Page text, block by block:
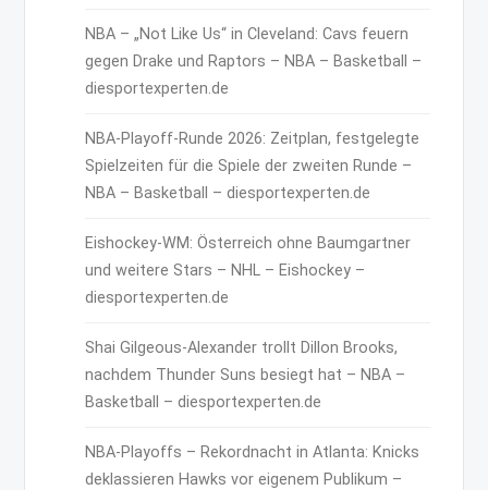
NBA – „Not Like Us“ in Cleveland: Cavs feuern
gegen Drake und Raptors – NBA – Basketball –
diesportexperten.de
NBA-Playoff-Runde 2026: Zeitplan, festgelegte
Spielzeiten für die Spiele der zweiten Runde –
NBA – Basketball – diesportexperten.de
Eishockey-WM: Österreich ohne Baumgartner
und weitere Stars – NHL – Eishockey –
diesportexperten.de
Shai Gilgeous-Alexander trollt Dillon Brooks,
nachdem Thunder Suns besiegt hat – NBA –
Basketball – diesportexperten.de
NBA-Playoffs – Rekordnacht in Atlanta: Knicks
deklassieren Hawks vor eigenem Publikum –